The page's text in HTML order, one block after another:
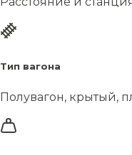
Тип вагона
Полувагон, крытый,